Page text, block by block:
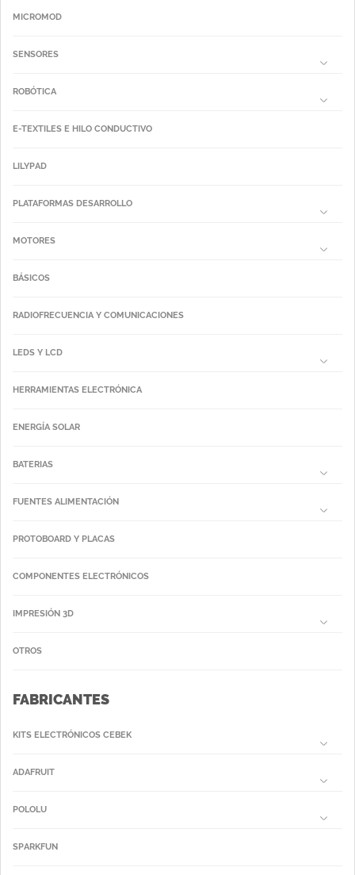
MICROMOD
SENSORES
ROBÓTICA
E-TEXTILES E HILO CONDUCTIVO
LILYPAD
PLATAFORMAS DESARROLLO
MOTORES
BÁSICOS
RADIOFRECUENCIA Y COMUNICACIONES
LEDS Y LCD
HERRAMIENTAS ELECTRÓNICA
ENERGÍA SOLAR
BATERIAS
FUENTES ALIMENTACIÓN
PROTOBOARD Y PLACAS
COMPONENTES ELECTRÓNICOS
IMPRESIÓN 3D
OTROS
FABRICANTES
KITS ELECTRÓNICOS CEBEK
ADAFRUIT
POLOLU
SPARKFUN